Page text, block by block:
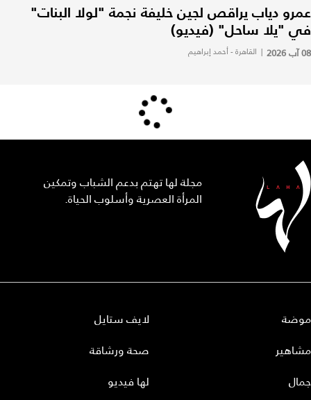
عمرو دياب يراقص لجين خليفة نجمة "لولا البنات"
في "يلا ساحل" (فيديو)
08 آب 2026 | القاهرة - أحمد إبراهيم
مجلة لها تهتم بدعم الشباب وتمكين
المرأة العصرية وأسلوب الحياة.
موضة
مشاهير
جمال
لايف ستايل
صحة ورشاقة
لها فيديو